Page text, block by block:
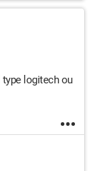
logitech ou